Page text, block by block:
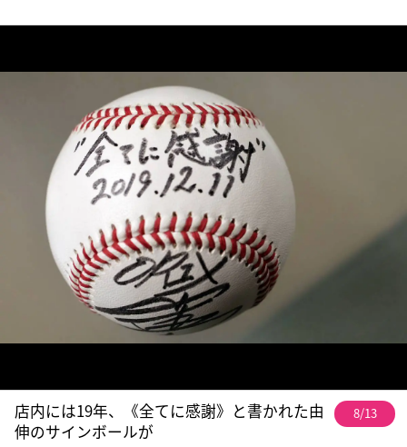
店内には19年、《全てに感謝》と書かれた由
伸のサインボールが
8/13